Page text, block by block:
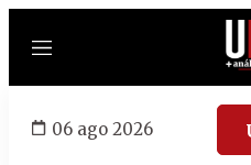
Menú
06 ago 2026